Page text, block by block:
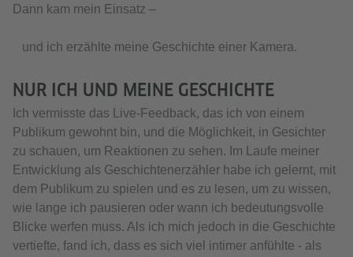
Dann kam mein Einsatz –
und ich erzählte meine Geschichte einer Kamera.
NUR ICH UND MEINE GESCHICHTE
Ich vermisste das Live-Feedback, das ich von einem
Publikum gewohnt bin, und die Möglichkeit, in Gesichter
zu schauen, um Reaktionen zu sehen. Im Laufe meiner
Entwicklung als Geschichtenerzähler habe ich gelernt, mit
dem Publikum zu spielen und es zu lesen, um zu wissen,
wie lange ich pausieren oder wann ich bedeutungsvolle
Blicke werfen muss. Als ich mich jedoch in die Geschichte
vertiefte, fand ich, dass es sich viel intimer anfühlte - als